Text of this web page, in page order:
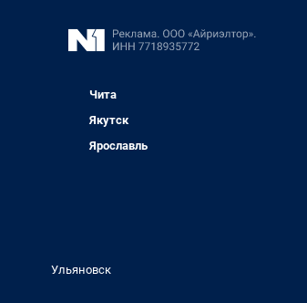
Чита
Якутск
Ярославль
Ульяновск